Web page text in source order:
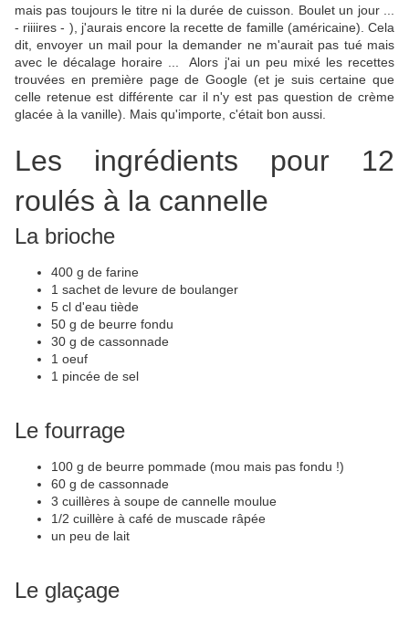
mais pas toujours le titre ni la durée de cuisson. Boulet un jour ...
- riiiires - ), j'aurais encore la recette de famille (américaine). Cela
dit, envoyer un mail pour la demander ne m'aurait pas tué mais
avec le décalage horaire ... Alors j'ai un peu mixé les recettes
trouvées en première page de Google (et je suis certaine que
celle retenue est différente car il n'y est pas question de crème
glacée à la vanille). Mais qu'importe, c'était bon aussi.
Les ingrédients pour 12
roulés à la cannelle
La brioche
400 g de farine
1 sachet de levure de boulanger
5 cl d'eau tiède
50 g de beurre fondu
30 g de cassonnade
1 oeuf
1 pincée de sel
Le fourrage
100 g de beurre pommade (mou mais pas fondu !)
60 g de cassonnade
3 cuillères à soupe de cannelle moulue
1/2 cuillère à café de muscade râpée
un peu de lait
Le glaçage